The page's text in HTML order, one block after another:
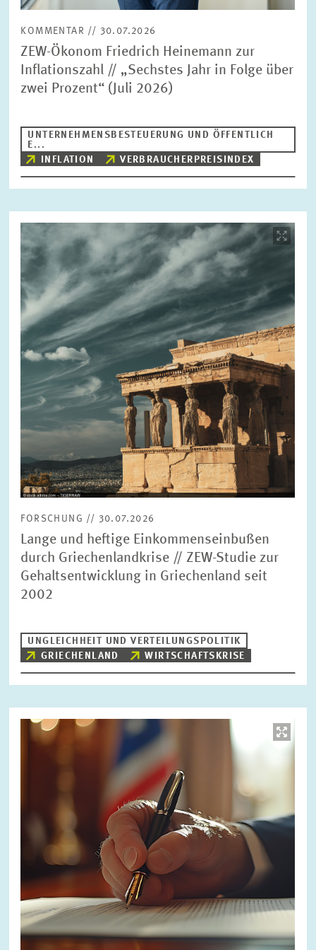
KOMMENTAR // 30.07.2026
ZEW-Ökonom Friedrich Heinemann zur
Inflationszahl // „Sechstes Jahr in Folge über
zwei Prozent“ (Juli 2026)
UNTERNEHMENSBESTEUERUNG UND ÖFFENTLICH
E...
INFLATION
VERBRAUCHERPREISINDEX
öffnet
in
vergrößerter
Ansicht
FORSCHUNG // 30.07.2026
Lange und heftige Einkommenseinbußen
durch Griechenlandkrise // ZEW-Studie zur
Gehaltsentwicklung in Griechenland seit
2002
UNGLEICHHEIT UND VERTEILUNGSPOLITIK
GRIECHENLAND
WIRTSCHAFTSKRISE
Bild
öffnet